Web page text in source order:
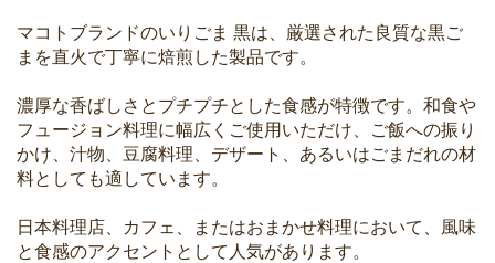
マコトブランドのいりごま 黒は、厳選された良質な黒ご
まを直火で丁寧に焙煎した製品です。
濃厚な香ばしさとプチプチとした食感が特徴です。和食や
フュージョン料理に幅広くご使用いただけ、ご飯への振り
かけ、汁物、豆腐料理、デザート、あるいはごまだれの材
料としても適しています。
日本料理店、カフェ、またはおまかせ料理において、風味
と食感のアクセントとして人気があります。